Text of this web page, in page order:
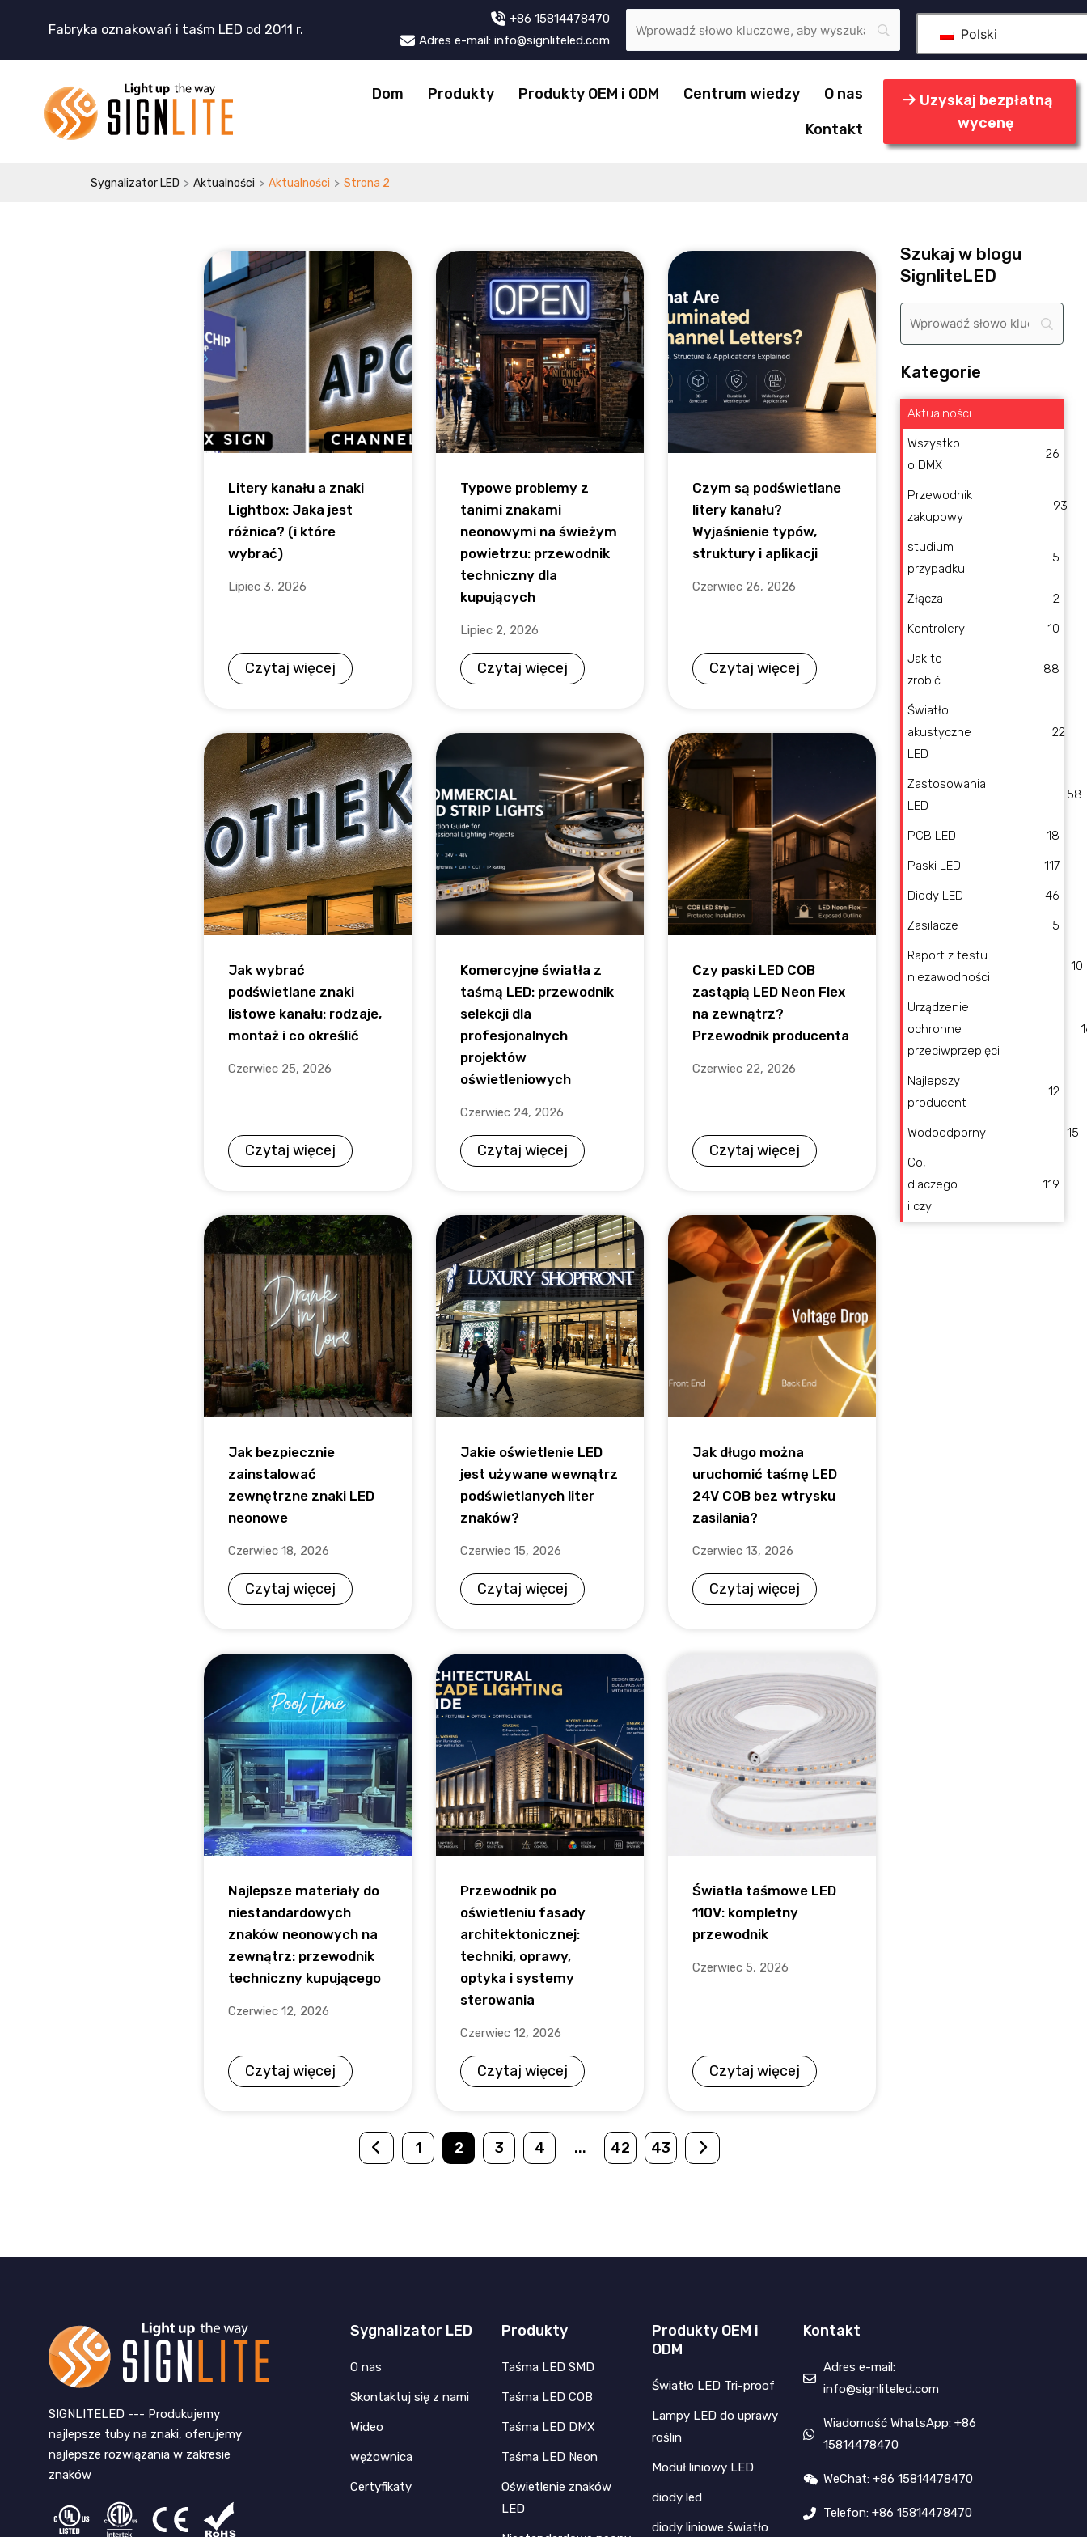
Fabryka oznakowań i taśm LED od 2011 r.
+86 15814478470
Adres e-mail: info@signliteled.com
Polski
Dom Produkty Produkty OEM i ODM Centrum wiedzy
O nas
Kontakt
Uzyskaj bezpłatną
wycenę
Sygnalizator LED > Aktualności > Aktualności > Strona 2
Litery kanału a znaki
Lightbox: Jaka jest
różnica? (i które
wybrać)
Lipiec 3, 2026
Czytaj więcej
Typowe problemy z
tanimi znakami
neonowymi na świeżym
powietrzu: przewodnik
techniczny dla
kupujących
Lipiec 2, 2026
Czytaj więcej
Czym są podświetlane
litery kanału?
Wyjaśnienie typów,
struktury i aplikacji
Czerwiec 26, 2026
Czytaj więcej
Jak wybrać
podświetlane znaki
listowe kanału: rodzaje,
montaż i co określić
Czerwiec 25, 2026
Czytaj więcej
Komercyjne światła z
taśmą LED: przewodnik
selekcji dla
profesjonalnych
projektów
oświetleniowych
Czerwiec 24, 2026
Czytaj więcej
Czy paski LED COB
zastąpią LED Neon Flex
na zewnątrz?
Przewodnik producenta
Czerwiec 22, 2026
Czytaj więcej
Jak bezpiecznie
zainstalować
zewnętrzne znaki LED
neonowe
Czerwiec 18, 2026
Czytaj więcej
Jakie oświetlenie LED
jest używane wewnątrz
podświetlanych liter
znaków?
Czerwiec 15, 2026
Czytaj więcej
Jak długo można
uruchomić taśmę LED
24V COB bez wtrysku
zasilania?
Czerwiec 13, 2026
Czytaj więcej
Najlepsze materiały do
niestandardowych
znaków neonowych na
zewnątrz: przewodnik
techniczny kupującego
Czerwiec 12, 2026
Czytaj więcej
Przewodnik po
oświetleniu fasady
architektonicznej:
techniki, oprawy,
optyka i systemy
sterowania
Czerwiec 12, 2026
Czytaj więcej
Światła taśmowe LED
110V: kompletny
przewodnik
Czerwiec 5, 2026
Czytaj więcej
1 2 3 4 ... 42 43
Szukaj w blogu
SignliteLED
Kategorie
Aktualności
Wszystko
o DMX
26
Przewodnik
zakupowy
93
studium
przypadku
5
Złącza 2
Kontrolery 10
Jak to
zrobić
88
Światło
akustyczne
LED
22
Zastosowania
LED
58
PCB LED 18
Paski LED 117
Diody LED 46
Zasilacze 5
Raport z testu
niezawodności
10
Urządzenie
ochronne
przeciwprzepięci
Najlepszy
producent
12
Wodoodporny 15
Co,
dlaczego
i czy
119
SIGNLITELED --- Produkujemy
najlepsze tuby na znaki, oferujemy
najlepsze rozwiązania w zakresie
znaków
Sygnalizator LED
O nas
Skontaktuj się z nami
Wideo
wężownica
Certyfikaty
Produkty
Taśma LED SMD
Taśma LED COB
Taśma LED DMX
Taśma LED Neon
Oświetlenie znaków
LED
Produkty OEM i
ODM
Światło LED Tri-proof
Lampy LED do uprawy
roślin
Moduł liniowy LED
diody led
diody liniowe światło
Kontakt
Adres e-mail:
info@signliteled.com
Wiadomość WhatsApp: +86
15814478470
WeChat: +86 15814478470
Telefon: +86 15814478470